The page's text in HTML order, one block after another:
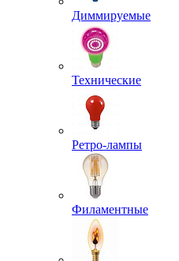
Диммируемые
Технические
Ретро-лампы
Филаментные